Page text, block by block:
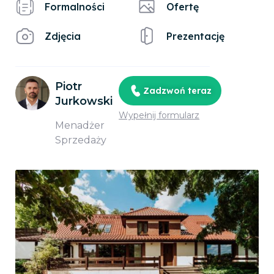
Formalności
Zdjęcia
Ofertę
Prezentację
Piotr
Jurkowski
Menadżer
Sprzedaży
Zadzwoń teraz
Wypełnij formularz